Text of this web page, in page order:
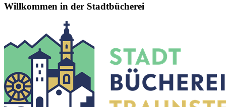
Willkommen in der Stadtbücherei